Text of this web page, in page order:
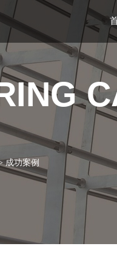
成功案例